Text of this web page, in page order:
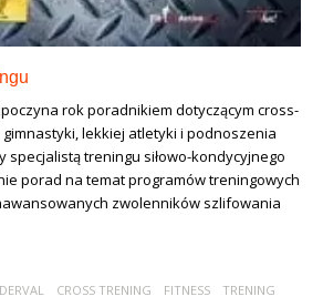
rok poradnikiem dotyczącym cross-
lekkiej atletyki i podnoszenia
specjalistą treningu siłowo-kondycyjnego
porad na temat programów treningowych
zwolenników szlifowania
CROSS TRENING FITNESS TRENING